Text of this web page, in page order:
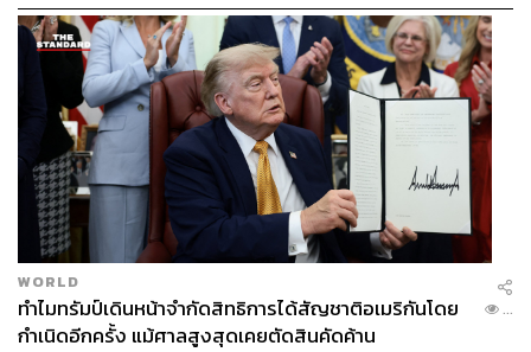
WORLD
ทำไมทรัมป์เดินหน้าจำกัดสิทธิการได้สัญชาติอเมริกันโดย
กำเนิดอีกครั้ง แม้ศาลสูงสุดเคยตัดสินคัดค้าน
...